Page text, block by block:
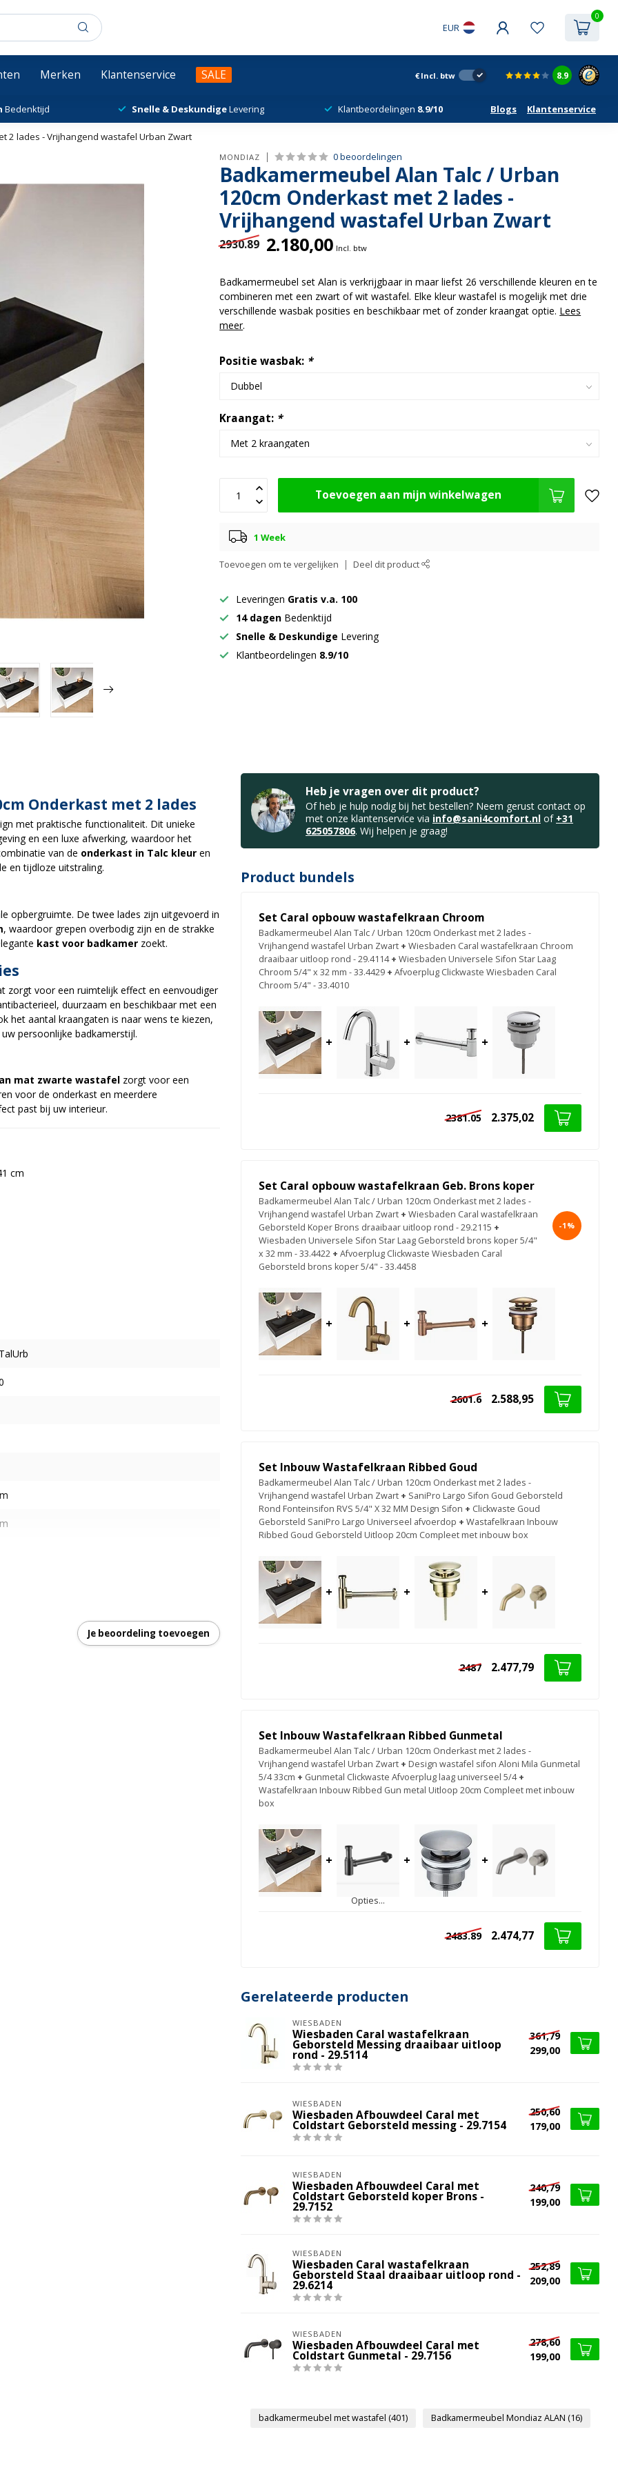
EUR
0
Merken Klantenservice SALE € Incl. btw 8.9
Bedenktijd Snelle & DeskundigeLevering Klantbeordelingen 8.9/10 Blogs Klantenservice
2 lades - Vrijhangend wastafel Urban Zwart
MONDIAZ 0 beoordelingen
Badkamermeubel Alan Talc / Urban
120cm Onderkast met 2 lades -
Vrijhangend wastafel Urban Zwart
2930.89 2.180,00 Incl. btw
Badkamermeubel set Alan is verkrijgbaar in maar liefst 26 verschillende kleuren en te
combineren met een zwart of wit wastafel. Elke kleur wastafel is mogelijk met drie
verschillende wasbak posities en beschikbaar met of zonder kraangat optie. Lees
meer.
Positie wasbak: *
Kraangat: *
Toevoegen aan mijn winkelwagen
1 Week
Toevoegen om te vergelijken Deel dit product
Leveringen Gratis v.a. 100
14 dagen Bedenktijd
Snelle & Deskundige Levering
Klantbeordelingen 8.9/10
Onderkast met 2 lades
met praktische functionaliteit. Dit unieke
en een luxe afwerking, waardoor het
van de onderkast in Talc kleur en
en tijdloze uitstraling.
opbergruimte. De twee lades zijn uitgevoerd in
, waardoor grepen overbodig zijn en de strakke
kast voor badkamer zoekt.
zorgt voor een ruimtelijk effect en eenvoudiger
duurzaam en beschikbaar met een
het aantal kraangaten is naar wens te kiezen,
persoonlijke badkamerstijl.
mat zwarte wastafel zorgt voor een
voor de onderkast en meerdere
past bij uw interieur.
cm
Je beoordeling toevoegen
Heb je vragen over dit product?
Of heb je hulp nodig bij het bestellen? Neem gerust contact op
met onze klantenservice via info@sani4comfort.nl of +31
625057806. Wij helpen je graag!
Product bundels
Set Caral opbouw wastafelkraan Chroom
Badkamermeubel Alan Talc / Urban 120cm Onderkast met 2 lades -
Vrijhangend wastafel Urban Zwart + Wiesbaden Caral wastafelkraan Chroom
draaibaar uitloop rond - 29.4114 + Wiesbaden Universele Sifon Star Laag
Chroom 5/4" x 32 mm - 33.4429 + Afvoerplug Clickwaste Wiesbaden Caral
Chroom 5/4" - 33.4010
+ + +
2381.05 2.375,02
Set Caral opbouw wastafelkraan Geb. Brons koper
Badkamermeubel Alan Talc / Urban 120cm Onderkast met 2 lades -
Vrijhangend wastafel Urban Zwart + Wiesbaden Caral wastafelkraan
Geborsteld Koper Brons draaibaar uitloop rond - 29.2115 +
Wiesbaden Universele Sifon Star Laag Geborsteld brons koper 5/4"
x 32 mm - 33.4422 + Afvoerplug Clickwaste Wiesbaden Caral
Geborsteld brons koper 5/4" - 33.4458
-1%
+ + +
2601.6 2.588,95
Set Inbouw Wastafelkraan Ribbed Goud
Badkamermeubel Alan Talc / Urban 120cm Onderkast met 2 lades -
Vrijhangend wastafel Urban Zwart + SaniPro Largo Sifon Goud Geborsteld
Rond Fonteinsifon RVS 5/4" X 32 MM Design Sifon + Clickwaste Goud
Geborsteld SaniPro Largo Universeel afvoerdop + Wastafelkraan Inbouw
Ribbed Goud Geborsteld Uitloop 20cm Compleet met inbouw box
+ + +
2487 2.477,79
Set Inbouw Wastafelkraan Ribbed Gunmetal
Badkamermeubel Alan Talc / Urban 120cm Onderkast met 2 lades -
Vrijhangend wastafel Urban Zwart + Design wastafel sifon Aloni Mila Gunmetal
5/4 33cm + Gunmetal Clickwaste Afvoerplug laag universeel 5/4 +
Wastafelkraan Inbouw Ribbed Gun metal Uitloop 20cm Compleet met inbouw
box
+
Opties...
+ +
2483.89 2.474,77
Gerelateerde producten
WIESBADEN
Wiesbaden Caral wastafelkraan
Geborsteld Messing draaibaar uitloop
rond - 29.5114
361,79
299,00
WIESBADEN
Wiesbaden Afbouwdeel Caral met
Coldstart Geborsteld messing - 29.7154
250,60
179,00
WIESBADEN
Wiesbaden Afbouwdeel Caral met
Coldstart Geborsteld koper Brons -
29.7152
240,79
199,00
WIESBADEN
Wiesbaden Caral wastafelkraan
Geborsteld Staal draaibaar uitloop rond -
29.6214
252,89
209,00
WIESBADEN
Wiesbaden Afbouwdeel Caral met
Coldstart Gunmetal - 29.7156
278,60
199,00
badkamermeubel met wastafel (401) Badkamermeubel Mondiaz ALAN (16)